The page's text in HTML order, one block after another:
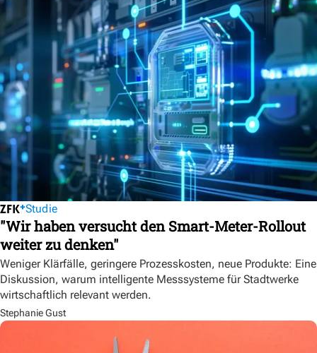
Studie
"Wir haben versucht den Smart-Meter-Rollout
weiter zu denken"
Weniger Klärfälle, geringere Prozesskosten, neue Produkte: Eine
Diskussion, warum intelligente Messsysteme für Stadtwerke
wirtschaftlich relevant werden.
Stephanie Gust